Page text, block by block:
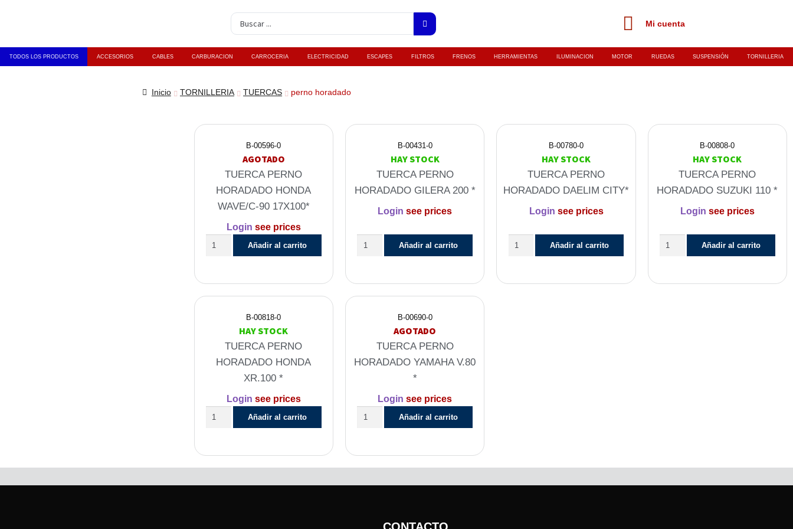
Mi cuenta
TODOS LOS PRODUCTOS ACCESORIOS CABLES CARBURACION CARROCERIA ELECTRICIDAD ESCAPES FILTROS FRENOS HERRAMIENTAS ILUMINACION MOTOR RUEDAS SUSPENSIÓN TORNILLERIA
Inicio TORNILLERIA TUERCAS perno horadado
B-00596-0
AGOTADO
TUERCA PERNO
HORADADO HONDA
WAVE/C-90 17X100*
Login see prices
Añadir al carrito
B-00431-0
HAY STOCK
TUERCA PERNO
HORADADO GILERA 200 *
Login see prices
Añadir al carrito
B-00780-0
HAY STOCK
TUERCA PERNO
HORADADO DAELIM CITY*
Login see prices
Añadir al carrito
B-00808-0
HAY STOCK
TUERCA PERNO
HORADADO SUZUKI 110 *
Login see prices
Añadir al carrito
B-00818-0
HAY STOCK
TUERCA PERNO
HORADADO HONDA
XR.100 *
Login see prices
Añadir al carrito
B-00690-0
AGOTADO
TUERCA PERNO
HORADADO YAMAHA V.80
*
Login see prices
Añadir al carrito